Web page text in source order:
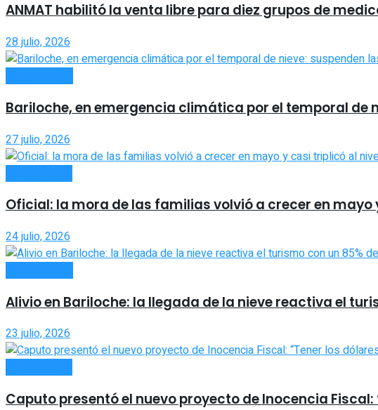
ANMAT habilitó la venta libre para diez grupos de
28 julio, 2026
Bariloche, en emergencia climática por el temporal de
27 julio, 2026
Oficial: la mora de las familias volvió a crecer en
24 julio, 2026
Alivio en Bariloche: la llegada de la nieve reactiva el
23 julio, 2026
Caputo presentó el nuevo proyecto de Inocencia